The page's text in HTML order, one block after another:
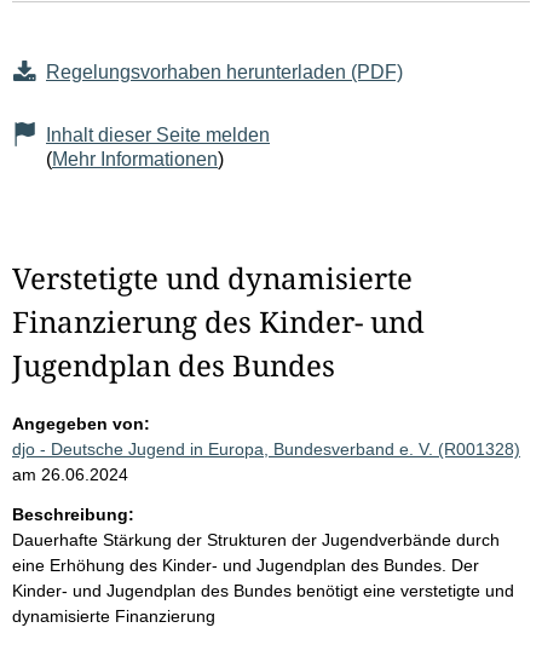
Regelungsvorhaben herunterladen (PDF)
Inhalt dieser Seite melden
(Mehr Informationen)
Verstetigte und dynamisierte
Finanzierung des Kinder- und
Jugendplan des Bundes
Angegeben von:
djo - Deutsche Jugend in Europa, Bundesverband e. V. (R001328)
am 26.06.2024
Beschreibung:
Dauerhafte Stärkung der Strukturen der Jugendverbände durch
eine Erhöhung des Kinder- und Jugendplan des Bundes. Der
Kinder- und Jugendplan des Bundes benötigt eine verstetigte und
dynamisierte Finanzierung